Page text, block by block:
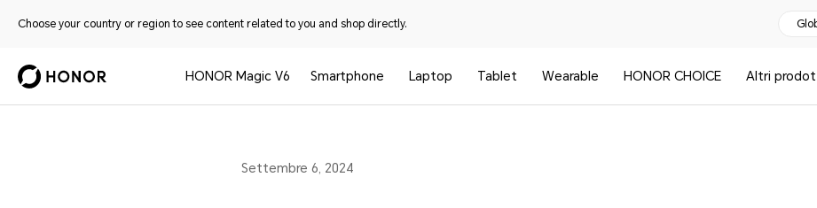
Choose your country or region to see content related to you and shop directly.
HONOR Magic V6 Smartphone Laptop Tablet Wearable HONOR CHOICE Altri
Settembre 6, 2024